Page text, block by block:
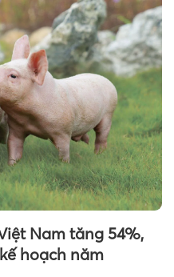
Nam tăng 54%,
hoạch năm